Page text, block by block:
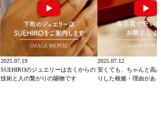
2025.07.19
SUEHIROのジュエリーは古くからの
技術と人の繋がりの賜物です
2025.07.12
安くても、ちゃんと高
りした根拠・理由があ